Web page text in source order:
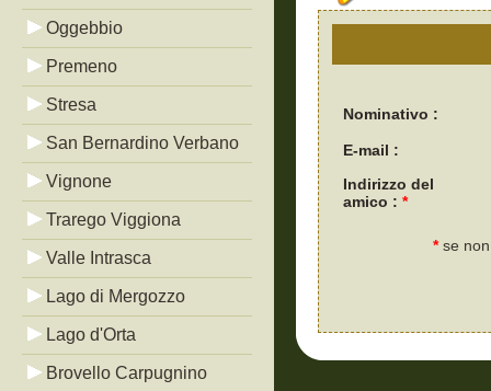
Oggebbio
Premeno
Stresa
San Bernardino Verbano
Vignone
Trarego Viggiona
Valle Intrasca
Lago di Mergozzo
Lago d'Orta
Brovello Carpugnino
Nominativo :
E-mail :
Indirizzo del
amico : *
*se non